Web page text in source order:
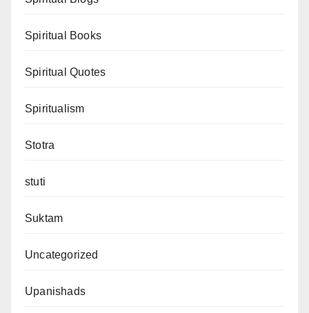
Spiritual Books
Spiritual Quotes
Spiritualism
Stotra
stuti
Suktam
Uncategorized
Upanishads